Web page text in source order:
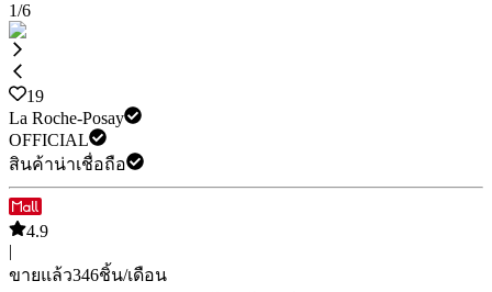
1/6
19
La Roche-Posay
OFFICIAL
สินค้าน่าเชื่อถือ
4.9
|
ขายแล้ว346ชิ้น/เดือน